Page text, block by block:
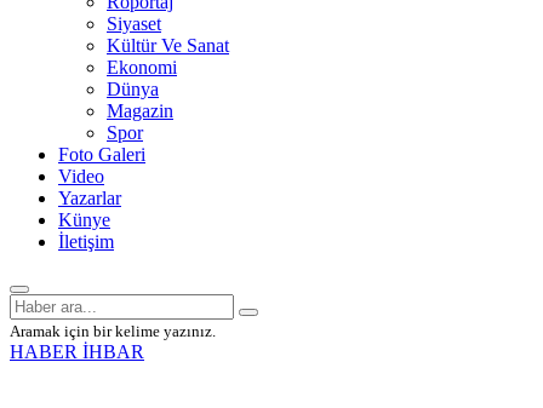
Siyaset
Kültür Ve Sanat
Ekonomi
Dünya
Magazin
Spor
Foto Galeri
Video
Yazarlar
Künye
İletişim
Aramak için bir kelime yazınız.
HABER İHBAR